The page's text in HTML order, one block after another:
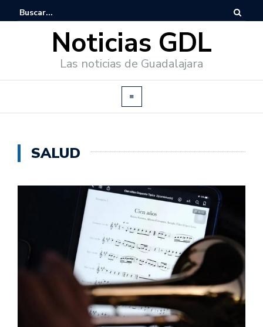
Noticias GDL
Las noticias de Guadalajara
SALUD